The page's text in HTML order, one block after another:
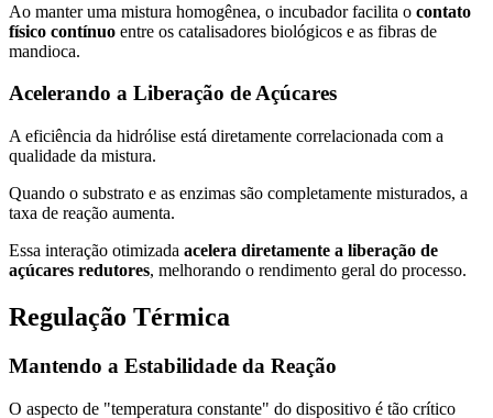
Ao manter uma mistura homogênea, o incubador facilita o contato
físico contínuo entre os catalisadores biológicos e as fibras de
mandioca.
Acelerando a Liberação de Açúcares
A eficiência da hidrólise está diretamente correlacionada com a
qualidade da mistura.
Quando o substrato e as enzimas são completamente misturados, a
taxa de reação aumenta.
Essa interação otimizada acelera diretamente a liberação de
açúcares redutores, melhorando o rendimento geral do processo.
Regulação Térmica
Mantendo a Estabilidade da Reação
O aspecto de "temperatura constante" do dispositivo é tão crítico